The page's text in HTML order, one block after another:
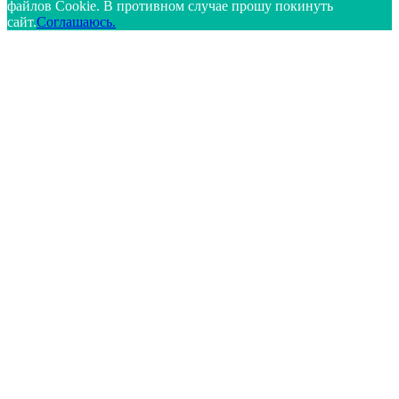
файлов Cookie. В противном случае прошу покинуть
сайт.Соглашаюсь.